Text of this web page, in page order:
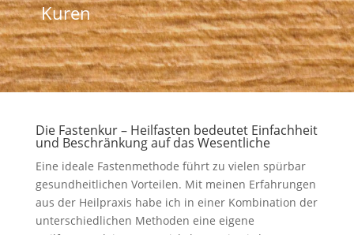
Kuren
Die Fastenkur – Heilfasten bedeutet Einfachheit
und Beschränkung auf das Wesentliche
Eine ideale Fastenmethode führt zu vielen spürbar
gesundheitlichen Vorteilen. Mit meinen Erfahrungen
aus der Heilpraxis habe ich in einer Kombination der
unterschiedlichen Methoden eine eigene